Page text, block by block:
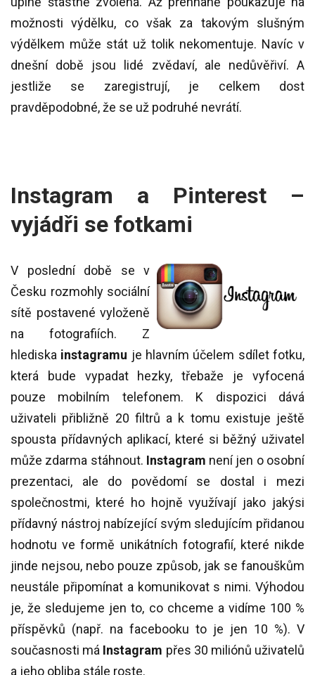
možnosti výdělku, co však za takovým slušným
výdělkem může stát už tolik nekomentuje. Navíc v
dnešní době jsou lidé zvědaví, ale nedůvěřiví. A
jestliže se zaregistrují, je celkem dost
pravděpodobné, že se už podruhé nevrátí.
Instagram a Pinterest –
vyjádři se fotkami
V poslední době se v
Česku rozmohly sociální
sítě postavené vyloženě
na fotografiích. Z
hlediska instagramu je hlavním účelem sdílet fotku,
která bude vypadat hezky, třebaže je vyfocená
pouze mobilním telefonem. K dispozici dává
uživateli přibližně 20 filtrů a k tomu existuje ještě
spousta přídavných aplikací, které si běžný uživatel
může zdarma stáhnout. Instagram není jen o osobní
prezentaci, ale do povědomí se dostal i mezi
společnostmi, které ho hojně využívají jako jakýsi
přídavný nástroj nabízející svým sledujícím přidanou
hodnotu ve formě unikátních fotografií, které nikde
jinde nejsou, nebo pouze způsob, jak se fanouškům
neustále připomínat a komunikovat s nimi. Výhodou
je, že sledujeme jen to, co chceme a vidíme 100 %
příspěvků (např. na facebooku to je jen 10 %). V
současnosti má Instagram přes 30 miliónů uživatelů
a jeho obliba stále roste.